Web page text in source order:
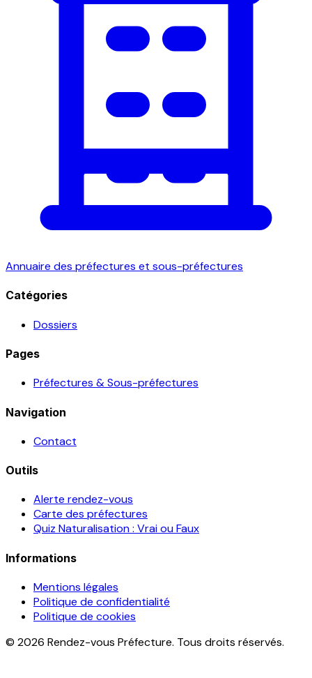
Annuaire des préfectures et sous-préfectures
Catégories
Dossiers
Pages
Préfectures & Sous-préfectures
Navigation
Contact
Outils
Alerte rendez-vous
Carte des préfectures
Quiz Naturalisation : Vrai ou Faux
Informations
Mentions légales
Politique de confidentialité
Politique de cookies
© 2026 Rendez-vous Préfecture. Tous droits réservés.